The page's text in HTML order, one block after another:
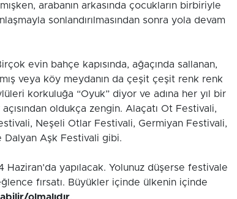
arabanın arkasında çocukların birbiriyle
sonlandırılmasından sonra yola devam
evin bahçe kapısında, ağaçında sallanan,
veya köy meydanın da çeşit çeşit renk renk
korkuluğa “Oyuk” diyor ve adına her yıl bir
oldukça zengin. Alaçatı Ot Festivali,
Neşeli Otlar Festivali, Germiyan Festivali,
Dalyan Aşk Festivali gibi.
yapılacak. Yolunuz düşerse festivale
fırsatı. Büyükler içinde ülkenin içinde